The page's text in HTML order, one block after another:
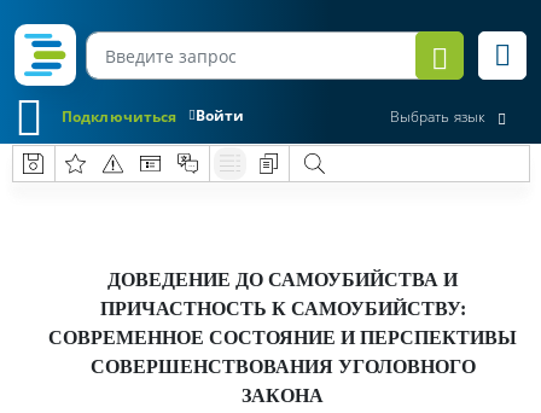
Войти
Подключиться Выбрать язык
ДОВЕДЕНИЕ ДО САМОУБИЙСТВА И
ПРИЧАСТНОСТЬ К САМОУБИЙСТВУ:
СОВРЕМЕННОЕ СОСТОЯНИЕ И ПЕРСПЕКТИВЫ
СОВЕРШЕНСТВОВАНИЯ УГОЛОВНОГО
ЗАКОНА